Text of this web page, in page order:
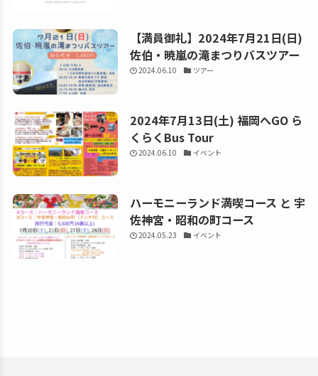
【満員御礼】2024年7月21日(日)
佐伯・暁嵐の滝まつりバスツアー
2024.06.10 ツアー
2024年7月13日(土) 福岡へGO ら
くらくBus Tour
2024.06.10 イベント
ハーモニーランド満喫コース と 宇
佐神宮・昭和の町コース
2024.05.23 イベント